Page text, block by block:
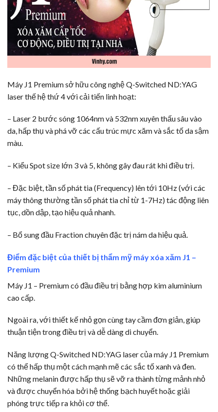
Máy J1 Premium sở hữu công nghệ Q-Switched ND:YAG
laser thế hệ thứ 4 với cải tiến linh hoạt:
– Laser 2 bước sóng 1064nm và 532nm xuyên thấu sâu vào
da, hấp thụ và phá vỡ các cấu trúc mực xăm và sắc tố da sậm
màu.
– Kiểu Spot size lớn 3 và 5, không gây đau rát khi điều trị.
– Đặc biệt, tần số phát tia (Frequency) lên tới 10Hz (với các
máy thông thường tần số phát tia chỉ từ 1-7Hz) tác động liên
tục, dồn dập, tạo hiệu quả nhanh.
– Bổ sung đầu Fraction chuyên đặc trị nám da hiệu quả.
Điểm đặc biệt của thiết bị thẩm mỹ máy xóa xăm J1 –
Premium
Máy J1 – Premium có đầu điều trị bằng hợp kim aluminium
cao cấp.
Ngoài ra, với thiết kế nhỏ gọn cùng tay cầm đơn giản, giúp
thuận tiện trong điều trị và dễ dàng di chuyển.
Năng lượng Q-Switched ND:YAG laser của máy J1 Premium
có thể hấp thụ một cách mạnh mẽ các sắc tố xanh và đen.
Những melanin được hấp thụ sẽ vỡ ra thành từng mảnh nhỏ
và được chuyển hóa bởi hệ thống bạch huyết hoặc giải
phóng trực tiếp ra khỏi cơ thể.